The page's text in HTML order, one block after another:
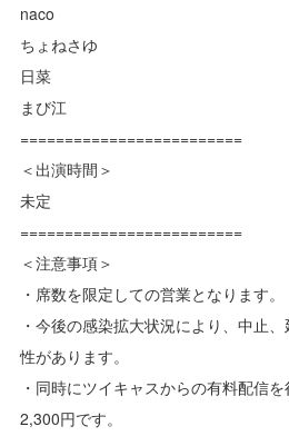
naco
ちょねさゆ
日菜
まび江
=========================
＜出演時間＞
未定
=========================
＜注意事項＞
・席数を限定しての営業となります。
・今後の感染拡大状況により、中止
性があります。
・同時にツイキャスからの有料配信
2,300円です。